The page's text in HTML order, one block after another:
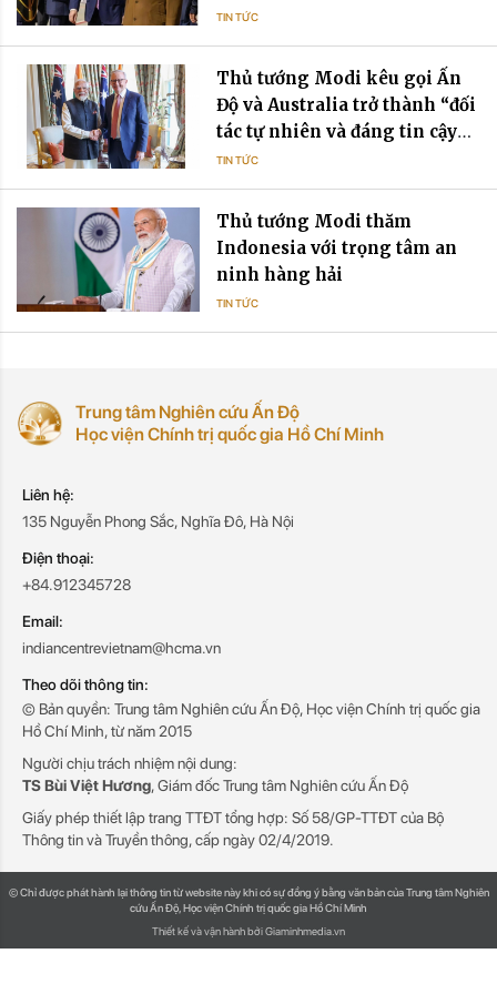
TIN TỨC
Thủ tướng Modi kêu gọi Ấn
Độ và Australia trở thành “đối
tác tự nhiên và đáng tin cậy”
trong bối cảnh bất ổn toàn cầu
TIN TỨC
Thủ tướng Modi thăm
Indonesia với trọng tâm an
ninh hàng hải
TIN TỨC
Trung tâm Nghiên cứu Ấn Độ
Học viện Chính trị quốc gia Hồ Chí Minh
Liên hệ:
135 Nguyễn Phong Sắc, Nghĩa Đô, Hà Nội
Điện thoại:
+84.912345728
Email:
indiancentrevietnam@hcma.vn
Theo dõi thông tin:
© Bản quyền: Trung tâm Nghiên cứu Ấn Độ, Học viện Chính trị quốc gia
Hồ Chí Minh, từ năm 2015
Người chịu trách nhiệm nội dung:
TS Bùi Việt Hương, Giám đốc Trung tâm Nghiên cứu Ấn Độ
Giấy phép thiết lập trang TTĐT tổng hợp: Số 58/GP-TTĐT của Bộ
Thông tin và Truyền thông, cấp ngày 02/4/2019.
© Chỉ được phát hành lại thông tin từ website này khi có sự đồng ý bằng văn bản của Trung tâm Nghiên
cứu Ấn Độ, Học viện Chính trị quốc gia Hồ Chí Minh
Thiết kế và vận hành bởi Giaminhmedia.vn